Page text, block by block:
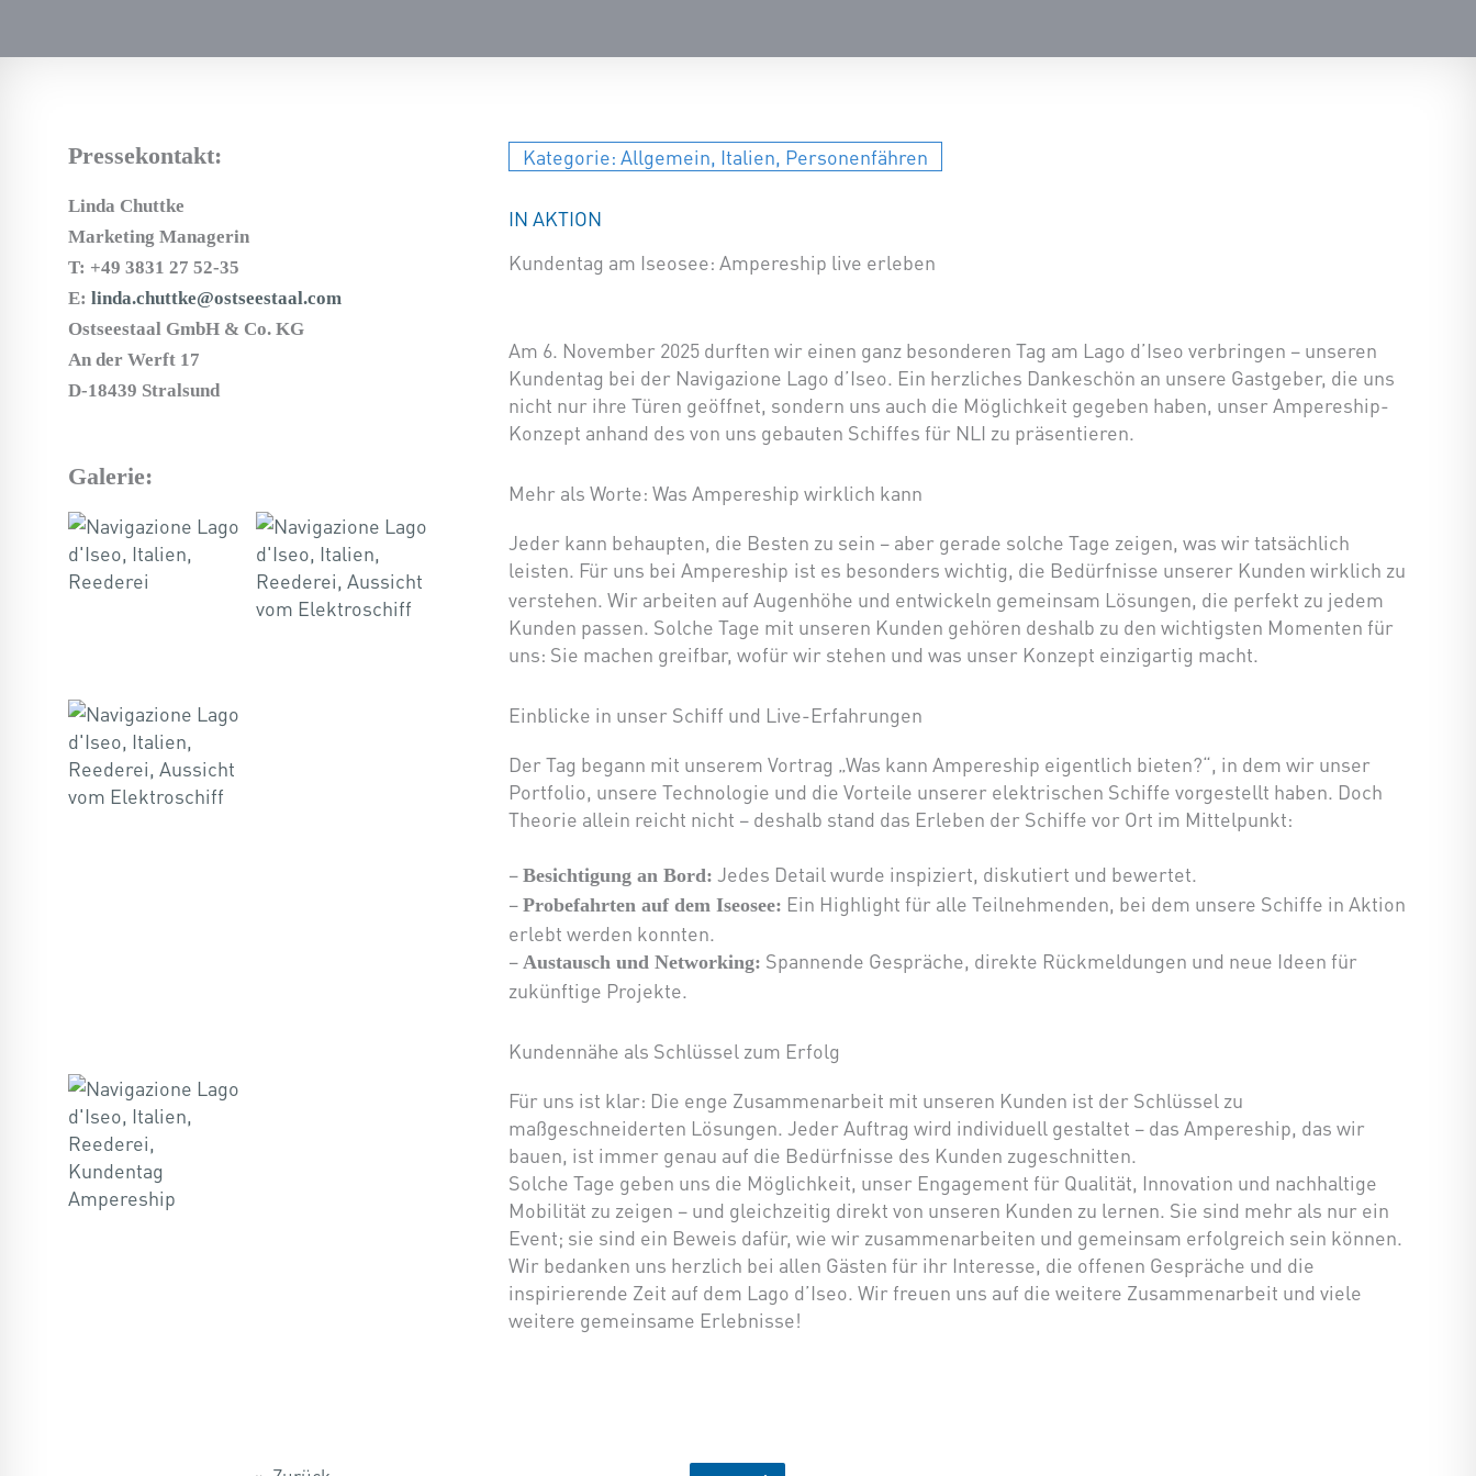
Pressekontakt:
Linda Chuttke
Marketing Managerin
T: +49 3831 27 52-35
E: linda.chuttke@ostseestaal.com
Ostseestaal GmbH & Co. KG
An der Werft 17
D-18439 Stralsund
Galerie:
Kategorie: Allgemein, Italien, Personenfähren
IN AKTION
Kundentag am Iseosee: Ampereship live erleben
Am 6. November 2025 durften wir einen ganz besonderen Tag am Lago d’Iseo verbringen – unseren
Kundentag bei der Navigazione Lago d’Iseo. Ein herzliches Dankeschön an unsere Gastgeber, die uns
nicht nur ihre Türen geöffnet, sondern uns auch die Möglichkeit gegeben haben, unser Ampereship-
Konzept anhand des von uns gebauten Schiffes für NLI zu präsentieren.
Mehr als Worte: Was Ampereship wirklich kann
Jeder kann behaupten, die Besten zu sein – aber gerade solche Tage zeigen, was wir tatsächlich
leisten. Für uns bei Ampereship ist es besonders wichtig, die Bedürfnisse unserer Kunden wirklich zu
verstehen. Wir arbeiten auf Augenhöhe und entwickeln gemeinsam Lösungen, die perfekt zu jedem
Kunden passen. Solche Tage mit unseren Kunden gehören deshalb zu den wichtigsten Momenten für
uns: Sie machen greifbar, wofür wir stehen und was unser Konzept einzigartig macht.
Einblicke in unser Schiff und Live-Erfahrungen
Der Tag begann mit unserem Vortrag „Was kann Ampereship eigentlich bieten?“, in dem wir unser
Portfolio, unsere Technologie und die Vorteile unserer elektrischen Schiffe vorgestellt haben. Doch
Theorie allein reicht nicht – deshalb stand das Erleben der Schiffe vor Ort im Mittelpunkt:
– Besichtigung an Bord: Jedes Detail wurde inspiziert, diskutiert und bewertet.
– Probefahrten auf dem Iseosee: Ein Highlight für alle Teilnehmenden, bei dem unsere Schiffe in Aktion
erlebt werden konnten.
– Austausch und Networking: Spannende Gespräche, direkte Rückmeldungen und neue Ideen für
zukünftige Projekte.
Kundennähe als Schlüssel zum Erfolg
Für uns ist klar: Die enge Zusammenarbeit mit unseren Kunden ist der Schlüssel zu
maßgeschneiderten Lösungen. Jeder Auftrag wird individuell gestaltet – das Ampereship, das wir
bauen, ist immer genau auf die Bedürfnisse des Kunden zugeschnitten.
Solche Tage geben uns die Möglichkeit, unser Engagement für Qualität, Innovation und nachhaltige
Mobilität zu zeigen – und gleichzeitig direkt von unseren Kunden zu lernen. Sie sind mehr als nur ein
Event; sie sind ein Beweis dafür, wie wir zusammenarbeiten und gemeinsam erfolgreich sein können.
Wir bedanken uns herzlich bei allen Gästen für ihr Interesse, die offenen Gespräche und die
inspirierende Zeit auf dem Lago d’Iseo. Wir freuen uns auf die weitere Zusammenarbeit und viele
weitere gemeinsame Erlebnisse!